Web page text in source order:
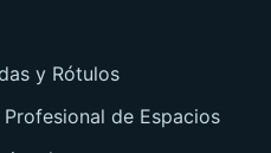
y Rótulos
de Espacios